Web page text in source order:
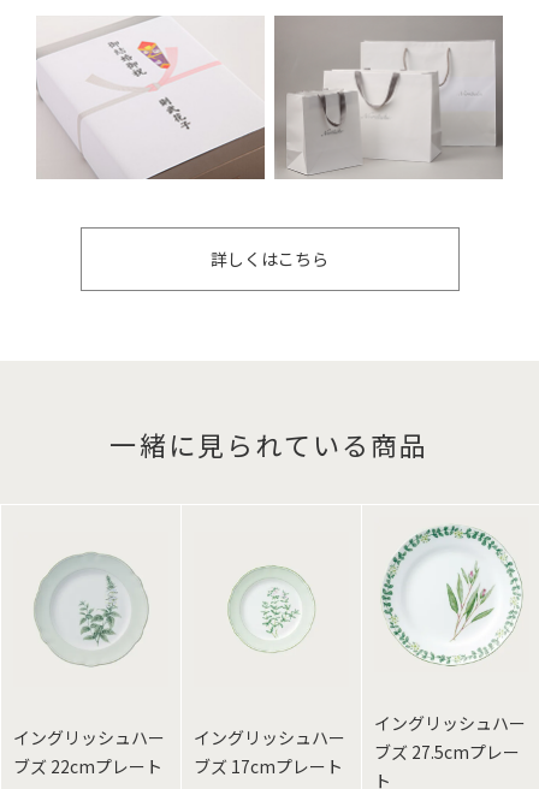
詳しくはこちら
一緒に見られている商品
イングリッシュハー
ブズ 22cmプレート
イングリッシュハー
ブズ 17cmプレート
イングリッシュハー
ブズ 27.5cmプレー
ト